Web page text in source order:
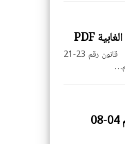
قانون رقم 23-21 يتعلق بالغابات والثروات الغابية PDF قانون رقم 23-21
قانون رقم 26-12 يعدل ويتمم القانون رقم 04-08